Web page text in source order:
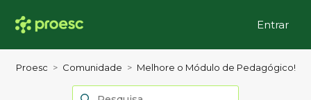
Entrar
Proesc Comunidade Melhore o Módulo de Pedagógico!